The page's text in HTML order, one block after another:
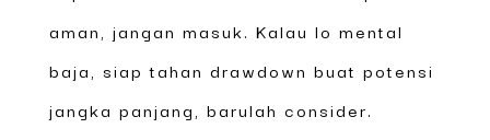
aman, jangan masuk. Kalau lo mental
baja, siap tahan drawdown buat potensi
jangka panjang, barulah consider.